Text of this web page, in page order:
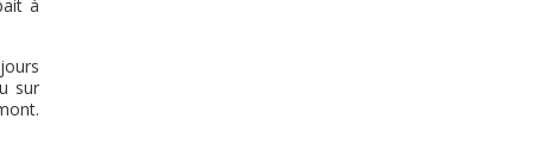
à
sur